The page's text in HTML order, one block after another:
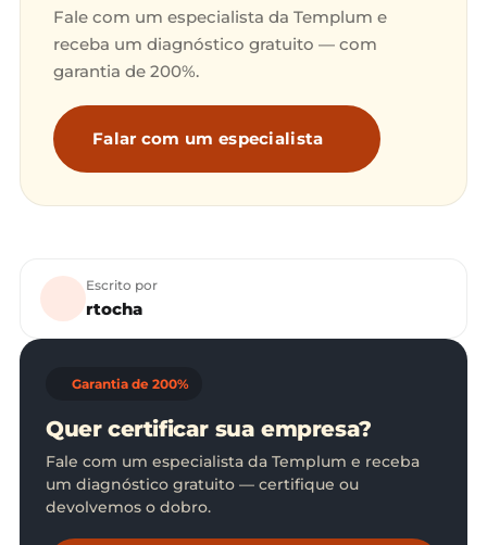
Fale com um especialista da Templum e
receba um diagnóstico gratuito — com
garantia de 200%.
Falar com um especialista
Escrito por
rtocha
Garantia de 200%
Quer certificar sua empresa?
Fale com um especialista da Templum e receba
um diagnóstico gratuito — certifique ou
devolvemos o dobro.